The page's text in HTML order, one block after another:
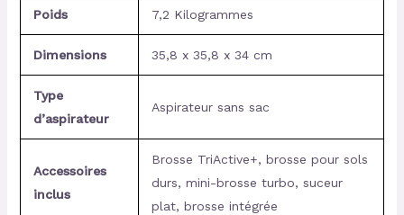
Poids 7,2 Kilogrammes
Dimensions 35,8 x 35,8 x 34 cm
Type
d’aspirateur
Aspirateur sans sac
Accessoires
inclus
Brosse TriActive+, brosse pour sols
durs, mini-brosse turbo, suceur
plat, brosse intégrée